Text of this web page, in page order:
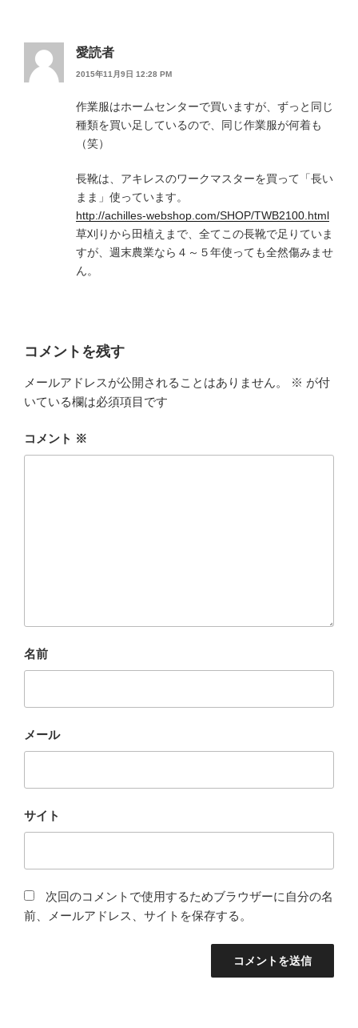
愛読者
2015年11月9日 12:28 PM
作業服はホームセンターで買いますが、ずっと同じ
種類を買い足しているので、同じ作業服が何着も
（笑）
長靴は、アキレスのワークマスターを買って「長い
まま」使っています。
http://achilles-webshop.com/SHOP/TWB2100.html
草刈りから田植えまで、全てこの長靴で足りていま
すが、週末農業なら４～５年使っても全然傷みませ
ん。
コメントを残す
メールアドレスが公開されることはありません。 ※ が付
いている欄は必須項目です
コメント ※
名前
メール
サイト
次回のコメントで使用するためブラウザーに自分の名
前、メールアドレス、サイトを保存する。